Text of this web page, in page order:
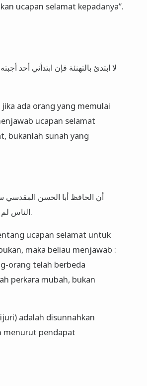
ucapan selamat kepadanya”.
لا ابتدئ بالتهنئة فإن ابتدأني أحد
ada orang yang memulai
ucapan selamat
bukanlah sunah yang
أن الحافظ أبا الحسن المقدسي
الناس لم يزالوا مختلفين في ذلك قال: والذي أراه أنه مباح ليس بسنة ولا بدعة.
ucapan selamat untuk
maka beliau menjawab :
orang telah berbeda
perkara mubah, bukan
adalah disunnahkan
menurut pendapat